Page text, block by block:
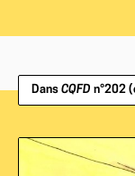
Dans CQFD n°202